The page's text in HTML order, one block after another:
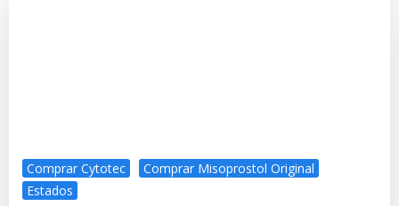
Comprar Cytotec
Comprar Misoprostol Original
Estados